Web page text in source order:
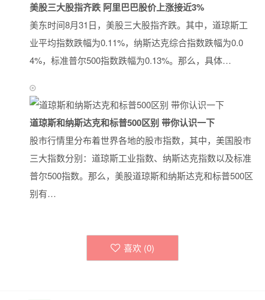
美股三大股指齐跌 阿里巴巴股价上涨接近3%
美东时间8月31日，美股三大股指齐跌。其中，道琼斯工
业平均指数跌幅为0.11%，纳斯达克综合指数跌幅为0.0
4%，标准普尔500指数跌幅为0.13%。那么，具体…
道琼斯和纳斯达克和标普500区别 带你认识一下
股市行情里分布着世界各地的股市指数，其中，美国股市
三大指数分别：道琼斯工业指数、纳斯达克指数以及标准
普尔500指数。那么，美股道琼斯和纳斯达克和标普500区
别有…
喜欢 (0)